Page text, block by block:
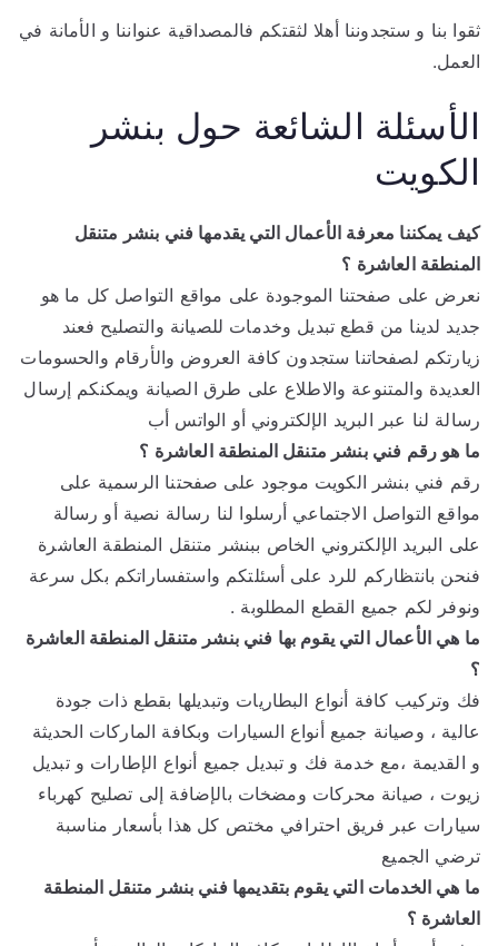
ثقوا بنا و ستجدوننا أهلا لثقتكم فالمصداقية عنواننا و الأمانة في
العمل.
الأسئلة الشائعة حول بنشر
الكويت
كيف يمكننا معرفة الأعمال التي يقدمها فني بنشر متنقل
المنطقة العاشرة ؟
نعرض على صفحتنا الموجودة على مواقع التواصل كل ما هو
جديد لدينا من قطع تبديل وخدمات للصيانة والتصليح فعند
زيارتكم لصفحاتنا ستجدون كافة العروض والأرقام والحسومات
العديدة والمتنوعة والاطلاع على طرق الصيانة ويمكنكم إرسال
رسالة لنا عبر البريد الإلكتروني أو الواتس أب
ما هو رقم فني بنشر متنقل المنطقة العاشرة ؟
رقم فني بنشر الكويت موجود على صفحتنا الرسمية على
مواقع التواصل الاجتماعي أرسلوا لنا رسالة نصية أو رسالة
على البريد الإلكتروني الخاص ببنشر متنقل المنطقة العاشرة
فنحن بانتظاركم للرد على أسئلتكم واستفساراتكم بكل سرعة
ونوفر لكم جميع القطع المطلوبة .
ما هي الأعمال التي يقوم بها فني بنشر متنقل المنطقة العاشرة
؟
فك وتركيب كافة أنواع البطاريات وتبديلها بقطع ذات جودة
عالية ، وصيانة جميع أنواع السيارات وبكافة الماركات الحديثة
و القديمة ،مع خدمة فك و تبديل جميع أنواع الإطارات و تبديل
زيوت ، صيانة محركات ومضخات بالإضافة إلى تصليح كهرباء
سيارات عبر فريق احترافي مختص كل هذا بأسعار مناسبة
ترضي الجميع
ما هي الخدمات التي يقوم بتقديمها فني بنشر متنقل المنطقة
العاشرة ؟